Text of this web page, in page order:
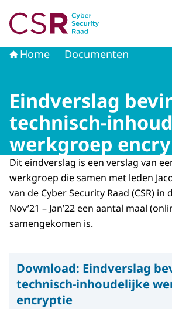
Home Documenten
Eindverslag
technisch-
werkgroep
Dit eindverslag is een verslag van
werkgroep die samen met leden
van de Cyber Security Raad (CSR) in
Nov’21 – Jan’22 een aantal maal
samengekomen is.
Download: Eindverslag
technisch-inhoudelijke
encryptie